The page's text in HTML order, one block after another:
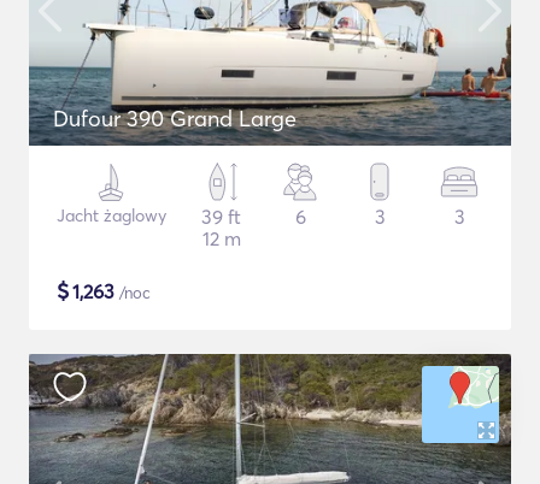
Dufour 390 Grand Large
Jacht żaglowy
39 ft
12 m
6 3 3
$1,263 /noc